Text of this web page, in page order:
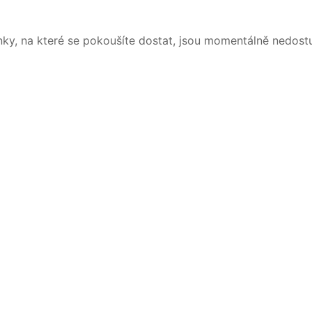
na které se pokoušíte dostat, jsou momentálně